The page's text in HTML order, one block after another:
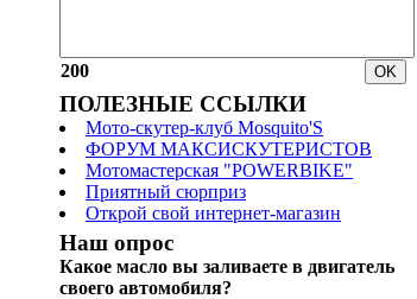
200
ПОЛЕЗНЫЕ ССЫЛКИ
Мото-скутер-клуб Mosquito'S
ФОРУМ МАКСИСКУТЕРИСТОВ
Мотомастерская "POWERBIKE"
Приятный сюрприз
Открой свой интернет-магазин
Наш опрос
Какое масло вы заливаете в двигатель
своего автомобиля?